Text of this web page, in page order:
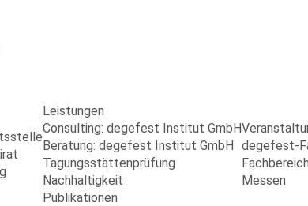
Leistungen
Consulting: degefest Institut GmbH
Beratung: degefest Institut GmbH
Tagungsstättenprüfung
Nachhaltigkeit
Publikationen
degefest-
Messen